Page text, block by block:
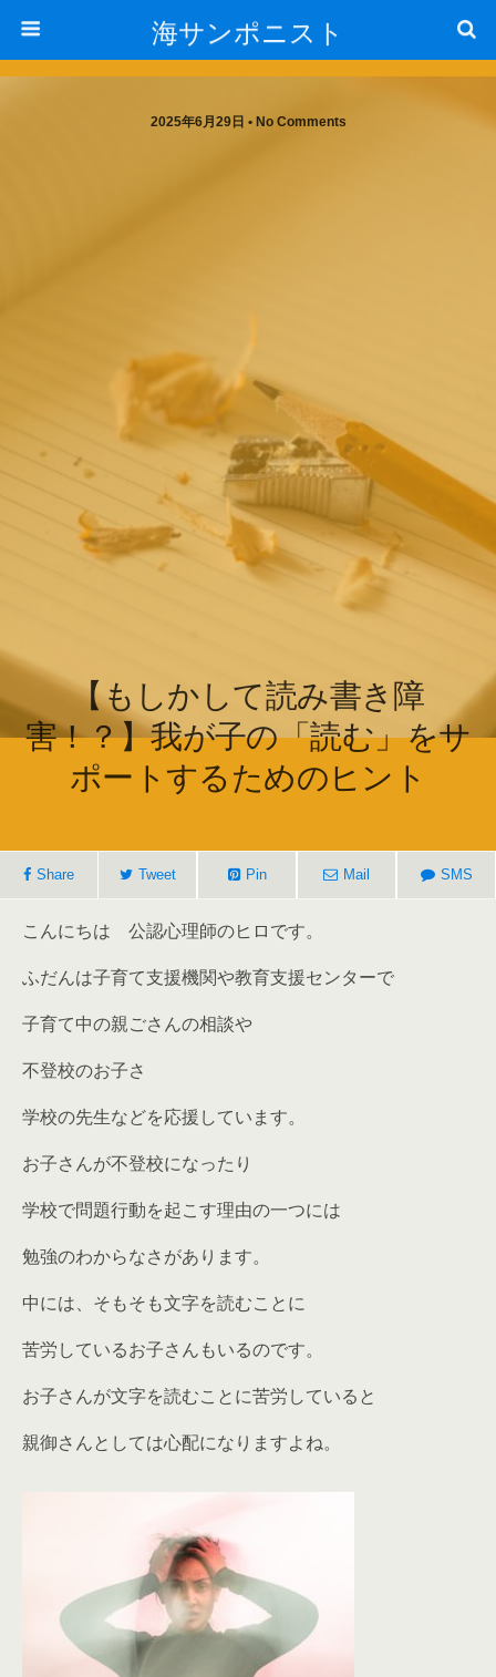
海サンポニスト
2025年6月29日 • No Comments
【もしかして読み書き障
害！？】我が子の「読む」をサ
ポートするためのヒント
Share Tweet Pin Mail SMS
こんにちは 公認心理師のヒロです。
ふだんは子育て支援機関や教育支援センターで
子育て中の親ごさんの相談や
不登校のお子さ
学校の先生などを応援しています。
お子さんが不登校になったり
学校で問題行動を起こす理由の一つには
勉強のわからなさがあります。
中には、そもそも文字を読むことに
苦労しているお子さんもいるのです。
お子さんが文字を読むことに苦労していると
親御さんとしては心配になりますよね。